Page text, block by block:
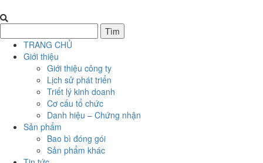
TRANG CHỦ
Giới thiệu
Giới thiệu công ty
Lịch sử phát triển
Triết lý kinh doanh
Cơ cấu tổ chức
Danh hiệu – Chứng nhận
Sản phẩm
Bao bì đóng gói
Sản phẩm khác